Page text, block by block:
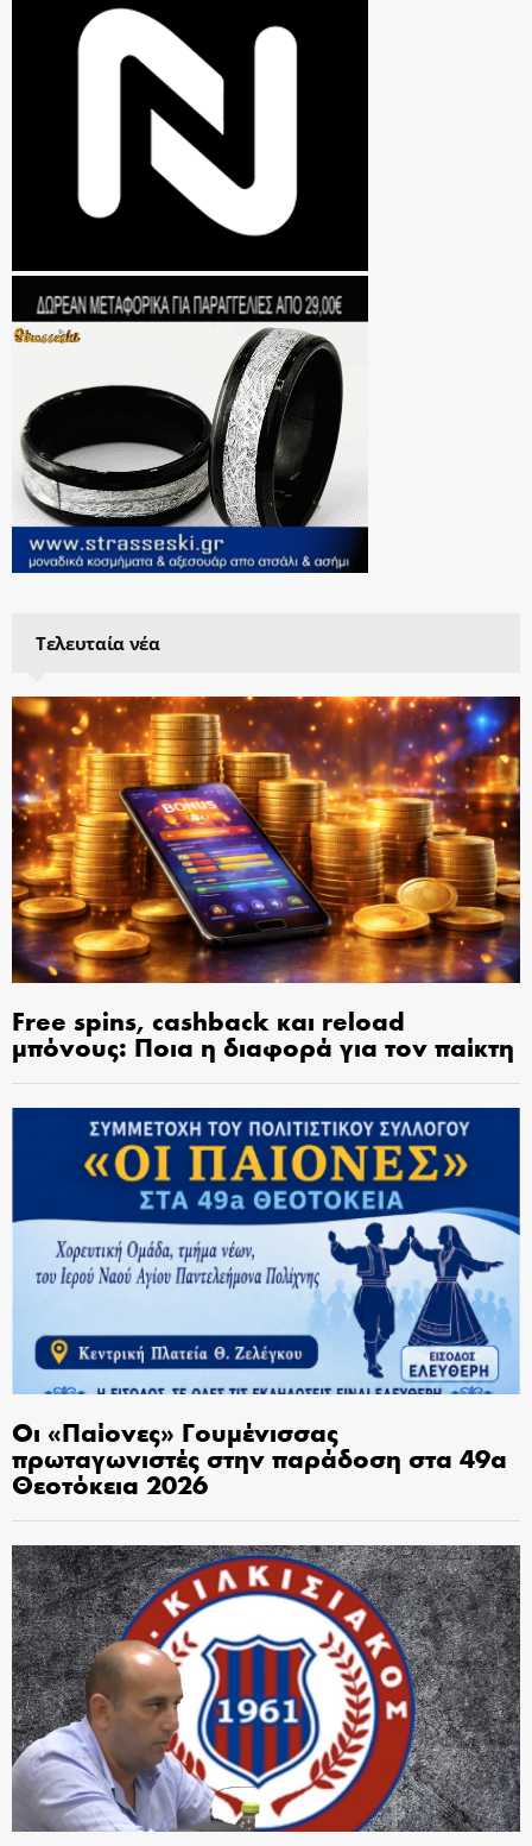
Τελευταία νέα
Free spins, cashback και reload
μπόνους: Ποια η διαφορά για τον παίκτη
Οι «Παίονες» Γουμένισσας
πρωταγωνιστές στην παράδοση στα 49α
Θεοτόκεια 2026